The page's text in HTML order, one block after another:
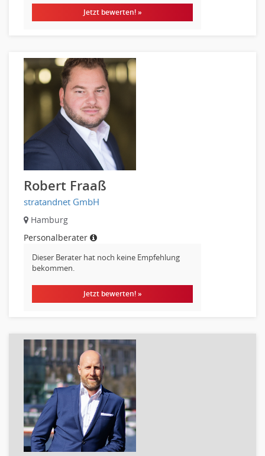
Jetzt bewerten! »
Robert Fraaß
stratandnet GmbH
Hamburg
Personalberater
Dieser Berater hat noch keine Empfehlung
bekommen.
Jetzt bewerten! »